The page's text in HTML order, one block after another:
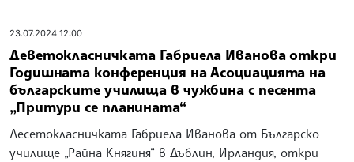
23.07.2024 12:00
Деветокласничката Габриела Иванова откри
Годишната конференция на Асоциацията на
българските училища в чужбина с песента
„Притури се планината“
Десетокласничката Габриела Иванова от Българско
училище „Райна Княгиня“ в Дъблин, Ирландия, откри